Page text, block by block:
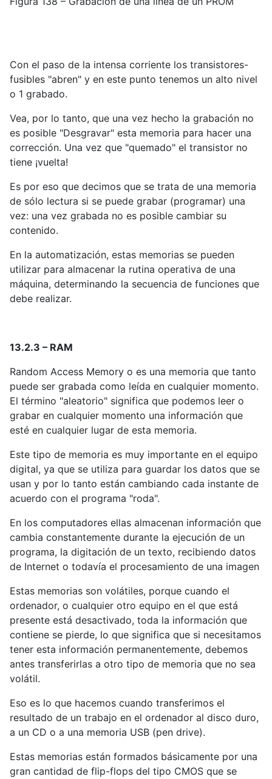
Con el paso de la intensa corriente los transistores-
fusibles "abren" y en este punto tenemos un alto nivel
o 1 grabado.
Vea, por lo tanto, que una vez hecho la grabación no
es posible "Desgravar" esta memoria para hacer una
corrección. Una vez que "quemado" el transistor no
tiene ¡vuelta!
Es por eso que decimos que se trata de una memoria
de sólo lectura si se puede grabar (programar) una
vez: una vez grabada no es posible cambiar su
contenido.
En la automatización, estas memorias se pueden
utilizar para almacenar la rutina operativa de una
máquina, determinando la secuencia de funciones que
debe realizar.
13.2.3 – RAM
Random Access Memory o es una memoria que tanto
puede ser grabada como leída en cualquier momento.
El término "aleatorio" significa que podemos leer o
grabar en cualquier momento una información que
esté en cualquier lugar de esta memoria.
Este tipo de memoria es muy importante en el equipo
digital, ya que se utiliza para guardar los datos que se
usan y por lo tanto están cambiando cada instante de
acuerdo con el programa "roda".
En los computadores ellas almacenan información que
cambia constantemente durante la ejecución de un
programa, la digitación de un texto, recibiendo datos
de Internet o todavía el procesamiento de una imagen
Estas memorias son volátiles, porque cuando el
ordenador, o cualquier otro equipo en el que está
presente está desactivado, toda la información que
contiene se pierde, lo que significa que si necesitamos
tener esta información permanentemente, debemos
antes transferirlas a otro tipo de memoria que no sea
volátil.
Eso es lo que hacemos cuando transferimos el
resultado de un trabajo en el ordenador al disco duro,
a un CD o a una memoria USB (pen drive).
Estas memorias están formados básicamente por una
gran cantidad de flip-flops del tipo CMOS que se